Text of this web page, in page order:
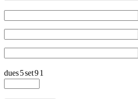
dues5set91